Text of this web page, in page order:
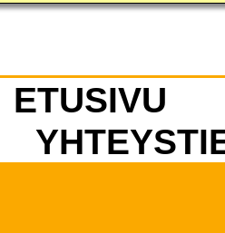
ETUSIVU